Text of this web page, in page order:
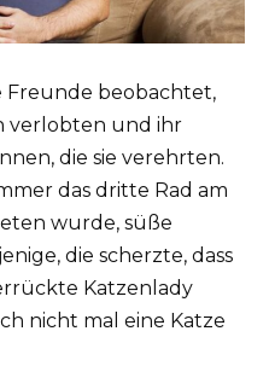
Freunde beobachtet,
verlobten und ihr
die sie verehrten.
das dritte Rad am
wurde, süße
die scherzte, dass
Katzenlady
nicht mal eine Katze